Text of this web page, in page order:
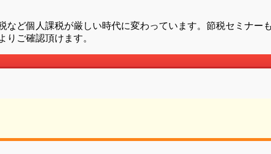
ど個人課税が厳しい時代に変わっています。節税セミナー
りご確認頂けます。